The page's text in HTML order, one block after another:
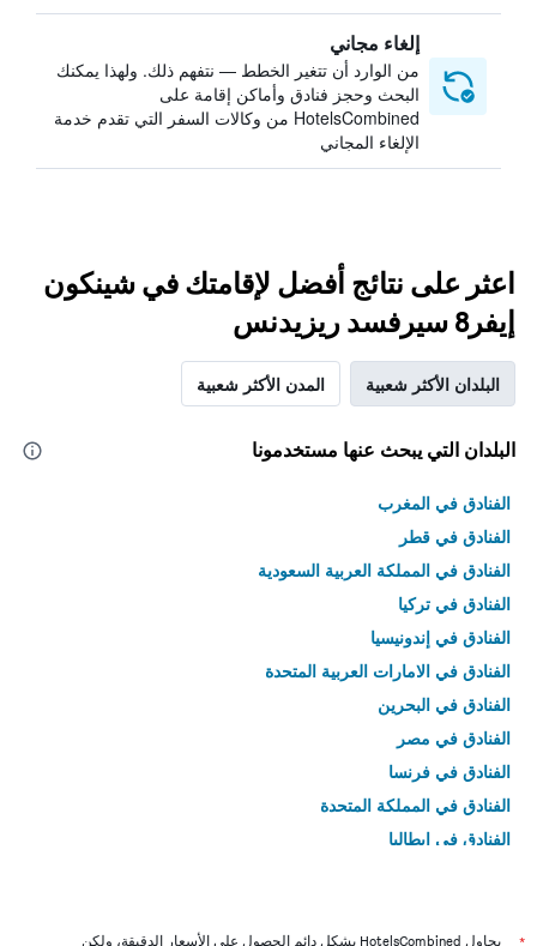
إلغاء مجاني
من الوارد أن تتغير الخطط — نتفهم ذلك. ولهذا يمكنك
البحث وحجز فنادق وأماكن إقامة على
HotelsCombined من وكالات السفر التي تقدم خدمة
الإلغاء المجاني
اعثر على نتائج أفضل لإقامتك في شينكون
إيفر8 سيرفسد ريزيدنس
البلدان الأكثر شعبية المدن الأكثر شعبية
البلدان التي يبحث عنها مستخدمونا
الفنادق في المغرب
الفنادق في قطر
الفنادق في المملكة العربية السعودية
الفنادق في تركيا
الفنادق في إندونيسيا
الفنادق في الامارات العربية المتحدة
الفنادق في البحرين
الفنادق في مصر
الفنادق في فرنسا
الفنادق في المملكة المتحدة
الفنادق في إيطاليا
يحاول HotelsCombined بشكل دائم الحصول على الأسعار الدقيقة، ولكن